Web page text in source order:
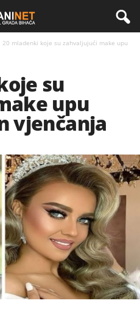
20 mladenki koje su zahvaljujući make upu
su
upu
vjenčanja